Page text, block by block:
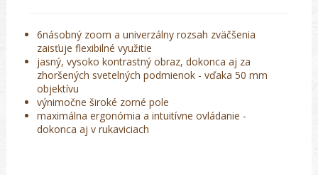
6násobný zoom a univerzálny rozsah zväčšenia
zaisťuje flexibilné využitie
jasný, vysoko kontrastný obraz, dokonca aj za
zhoršených svetelných podmienok - vďaka 50 mm
objektívu
výnimočne široké zorné pole
maximálna ergonómia a intuitívne ovládanie -
dokonca aj v rukaviciach